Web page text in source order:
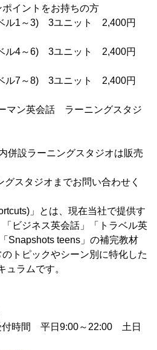
トをお持ちの方
ル1～3) 3ユニット 2,400円
6) 3ユニット 2,400円
8) 3ユニット 2,400円
マン英会話 ラーニングスタジ
設ラーニングスタジオは販売
タジオまでお問い合わせく
」とは、現在当社で提供す
ビジネス英会話」「トラベル英
Snapshots teens」の補完教材
トピックやシーン別に特化した
ュラムです。
付時間 平日9:00～22:00 土日